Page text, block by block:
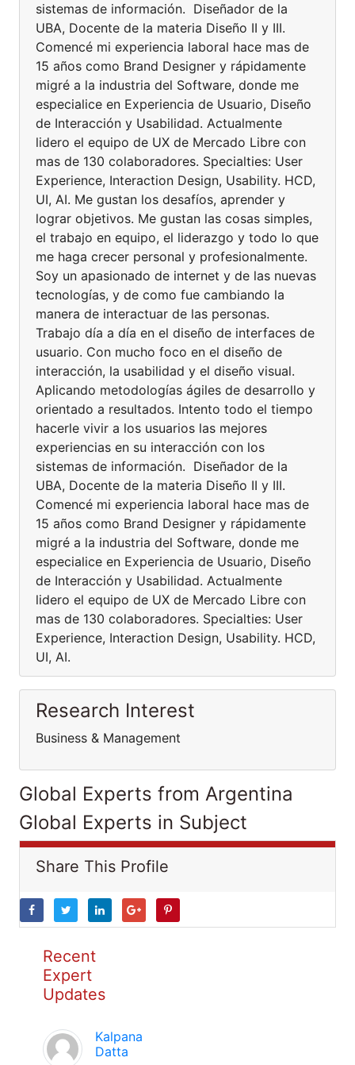
sistemas de información. Diseñador de la
UBA, Docente de la materia Diseño II y III.
Comencé mi experiencia laboral hace mas de
15 años como Brand Designer y rápidamente
migré a la industria del Software, donde me
especialice en Experiencia de Usuario, Diseño
de Interacción y Usabilidad. Actualmente
lidero el equipo de UX de Mercado Libre con
mas de 130 colaboradores. Specialties: User
Experience, Interaction Design, Usability. HCD,
UI, AI. Me gustan los desafíos, aprender y
lograr objetivos. Me gustan las cosas simples,
el trabajo en equipo, el liderazgo y todo lo que
me haga crecer personal y profesionalmente.
Soy un apasionado de internet y de las nuevas
tecnologías, y de como fue cambiando la
manera de interactuar de las personas.
Trabajo día a día en el diseño de interfaces de
usuario. Con mucho foco en el diseño de
interacción, la usabilidad y el diseño visual.
Aplicando metodologías ágiles de desarrollo y
orientado a resultados. Intento todo el tiempo
hacerle vivir a los usuarios las mejores
experiencias en su interacción con los
sistemas de información. Diseñador de la
UBA, Docente de la materia Diseño II y III.
Comencé mi experiencia laboral hace mas de
15 años como Brand Designer y rápidamente
migré a la industria del Software, donde me
especialice en Experiencia de Usuario, Diseño
de Interacción y Usabilidad. Actualmente
lidero el equipo de UX de Mercado Libre con
mas de 130 colaboradores. Specialties: User
Experience, Interaction Design, Usability. HCD,
UI, AI.
Research Interest
Business & Management
Global Experts from Argentina
Global Experts in Subject
Share This Profile
Recent
Expert
Updates
Kalpana
Datta